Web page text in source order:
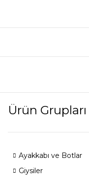
Ürün Grupları
Ayakkabı ve Botlar
Giysiler